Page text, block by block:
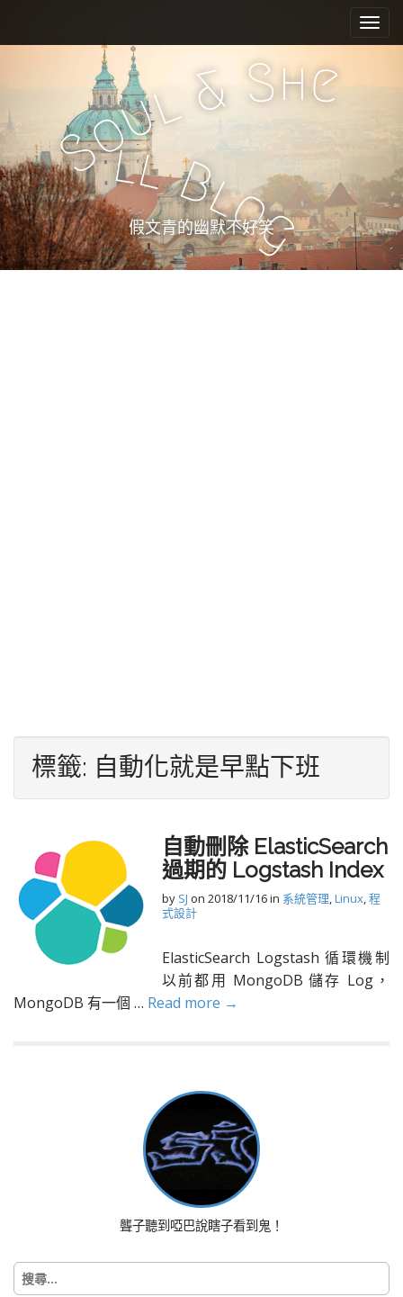
e
n
u
i
c
n
t
e
n
t
Soul & She
llBl
og
假文青的幽默不好笑
標籤: 自動化就是早點下班
自動刪除 ElasticSearch
過期的 Logstash Index
by SJ on 2018/11/16in 系統管理,Linux,程
式設計
ElasticSearch Logstash 循環機制
以前都用 MongoDB 儲存 Log，
MongoDB 有一個 … Read more →
聾子聽到啞巴說瞎子看到鬼！
搜
尋